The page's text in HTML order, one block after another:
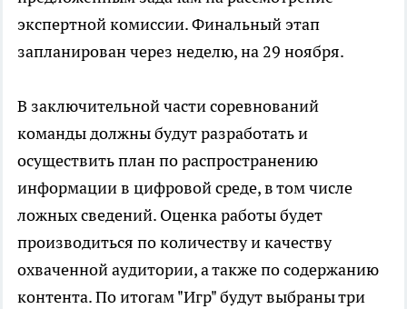
экспертной комиссии. Финальный этап
запланирован через неделю, на 29 ноября.
В заключительной части соревнований
команды должны будут разработать и
осуществить план по распространению
информации в цифровой среде, в том числе
ложных сведений. Оценка работы будет
производиться по количеству и качеству
охваченной аудитории, а также по содержанию
контента. По итогам "Игр" будут выбраны три